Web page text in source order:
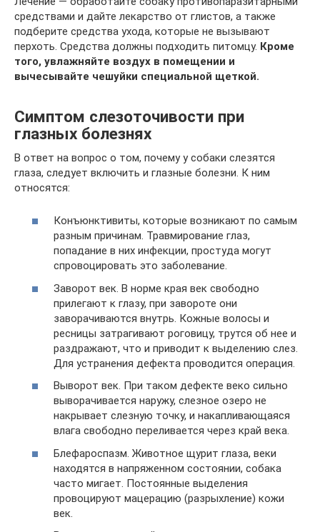
средствами и дайте лекарство от глистов, а также
подберите средства ухода, которые не вызывают
перхоть. Средства должны подходить питомцу. Кроме
того, увлажняйте воздух в помещении и
вычесывайте чешуйки специальной щеткой.
Симптом слезоточивости при
глазных болезнях
В ответ на вопрос о том, почему у собаки слезятся
глаза, следует включить и глазные болезни. К ним
относятся:
Конъюнктивиты, которые возникают по самым
разным причинам. Травмирование глаз,
попадание в них инфекции, простуда могут
спровоцировать это заболевание.
Заворот век. В норме края век свободно
прилегают к глазу, при завороте они
заворачиваются внутрь. Кожные волосы и
ресницы затрагивают роговицу, трутся об нее и
раздражают, что и приводит к выделению слез.
Для устранения дефекта проводится операция.
Выворот век. При таком дефекте веко сильно
выворачивается наружу, слезное озеро не
накрывает слезную точку, и накапливающаяся
влага свободно переливается через край века.
Блефароспазм. Животное щурит глаза, веки
находятся в напряженном состоянии, собака
часто мигает. Постоянные выделения
провоцируют мацерацию (разрыхление) кожи
век.